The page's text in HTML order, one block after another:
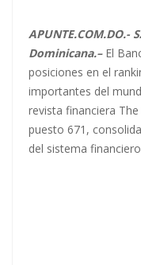
APUNTE.COM.DO.-
Dominicana.– El
posiciones en el
importantes del
revista financiera
puesto 671,
del sistema